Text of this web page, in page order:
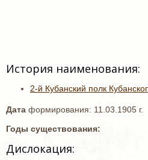
История наименования:
2-й Кубанский полк
Дата формирования: 11.03.1905 г.
Годы существования:
Дислокация: